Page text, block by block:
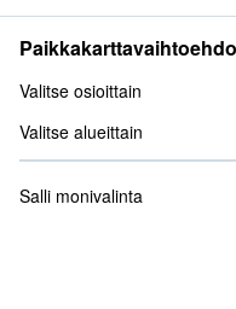
Valitse osioittain
Valitse alueittain
Salli monivalinta